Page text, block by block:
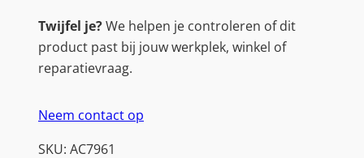
o
p
(
C
Twijfel je?We helpen je controleren of dit
product past bij jouw werkplek, winkel of
reparatievraag.
Neem contact op
SKU: AC7961